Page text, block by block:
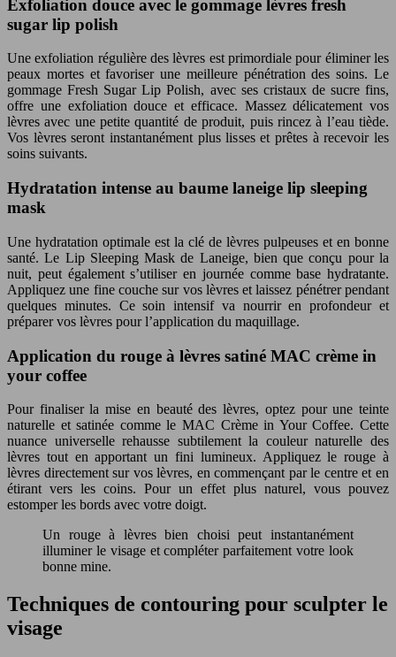
Exfoliation douce avec le gommage lèvres fresh
sugar lip polish
Une exfoliation régulière des lèvres est primordiale pour éliminer les
peaux mortes et favoriser une meilleure pénétration des soins. Le
gommage Fresh Sugar Lip Polish, avec ses cristaux de sucre fins,
offre une exfoliation douce et efficace. Massez délicatement vos
lèvres avec une petite quantité de produit, puis rincez à l’eau tiède.
Vos lèvres seront instantanément plus lisses et prêtes à recevoir les
soins suivants.
Hydratation intense au baume laneige lip sleeping
mask
Une hydratation optimale est la clé de lèvres pulpeuses et en bonne
santé. Le Lip Sleeping Mask de Laneige, bien que conçu pour la
nuit, peut également s’utiliser en journée comme base hydratante.
Appliquez une fine couche sur vos lèvres et laissez pénétrer pendant
quelques minutes. Ce soin intensif va nourrir en profondeur et
préparer vos lèvres pour l’application du maquillage.
Application du rouge à lèvres satiné MAC crème in
your coffee
Pour finaliser la mise en beauté des lèvres, optez pour une teinte
naturelle et satinée comme le MAC Crème in Your Coffee. Cette
nuance universelle rehausse subtilement la couleur naturelle des
lèvres tout en apportant un fini lumineux. Appliquez le rouge à
lèvres directement sur vos lèvres, en commençant par le centre et en
étirant vers les coins. Pour un effet plus naturel, vous pouvez
estomper les bords avec votre doigt.
Un rouge à lèvres bien choisi peut instantanément
illuminer le visage et compléter parfaitement votre look
bonne mine.
Techniques de contouring pour sculpter le
visage